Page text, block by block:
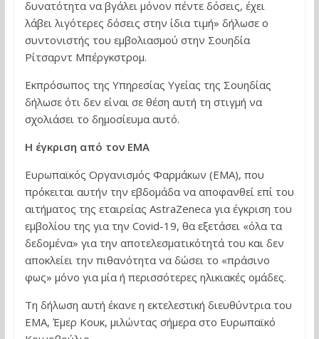
δυνατότητα να βγάλει μόνον πέντε δόσεις, έχει
λάβει λιγότερες δόσεις στην ίδια τιμή» δήλωσε ο
συντονιστής του εμβολιασμού στην Σουηδία
Ρίτσαρντ Μπέργκστρομ.
Εκπρόσωπος της Υπηρεσίας Υγείας της Σουηδίας
δήλωσε ότι δεν είναι σε θέση αυτή τη στιγμή να
σχολιάσει το δημοσίευμα αυτό.
Η έγκριση από τον ΕΜΑ
Ευρωπαϊκός Οργανισμός Φαρμάκων (EMA), που
πρόκειται αυτήν την εβδομάδα να αποφανθεί επί του
αιτήματος της εταιρείας AstraZeneca για έγκριση του
εμβολίου της για την Covid-19, θα εξετάσει «όλα τα
δεδομένα» για την αποτελεσματικότητά του και δεν
αποκλείει την πιθανότητα να δώσει το «πράσινο
φως» μόνο για μία ή περισσότερες ηλικιακές ομάδες.
Τη δήλωση αυτή έκανε η εκτελεστική διευθύντρια του
ΕΜΑ, Έμερ Κουκ, μιλώντας σήμερα στο Ευρωπαϊκό